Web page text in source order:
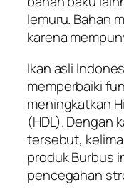
lemuru. Bahan
karena
Ikan asli
memperbaiki
meningkatkan
(HDL). Dengan
tersebut,
produk Burbus
pencegahan